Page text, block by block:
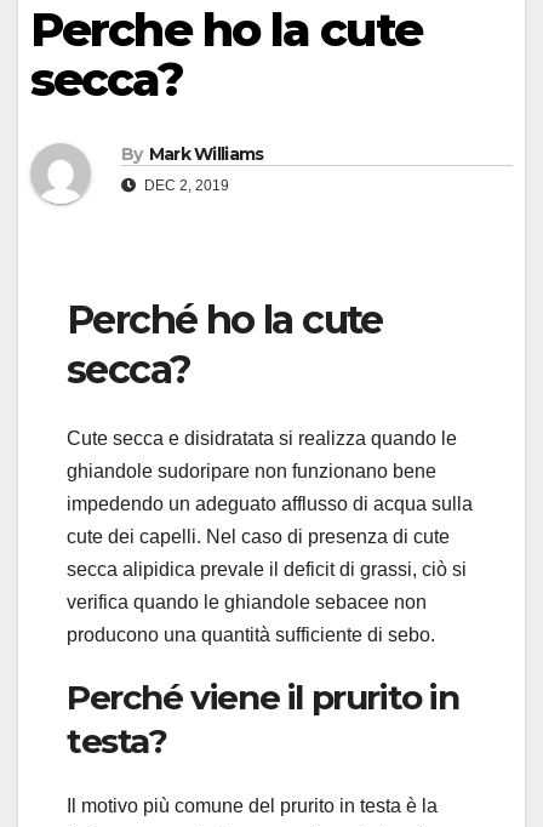
Perche ho la cute
secca?
By Mark Williams
DEC 2, 2019
Perché ho la cute
secca?
Cute secca e disidratata si realizza quando le
ghiandole sudoripare non funzionano bene
impedendo un adeguato afflusso di acqua sulla
cute dei capelli. Nel caso di presenza di cute
secca alipidica prevale il deficit di grassi, ciò si
verifica quando le ghiandole sebacee non
producono una quantità sufficiente di sebo.
Perché viene il prurito in
testa?
Il motivo più comune del prurito in testa è la